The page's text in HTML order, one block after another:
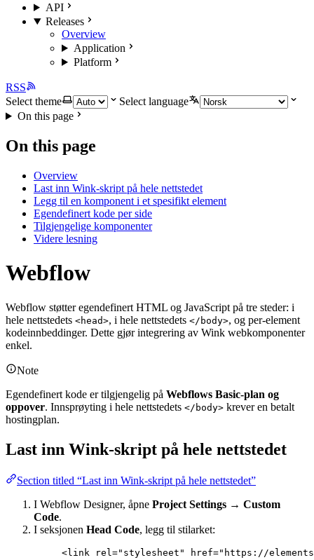
API
Releases
Overview
Application
Platform
RSS
Select theme
Select language
On this page
On this page
Overview
Last inn Wink-skript på hele nettstedet
Legg til en komponent i et spesifikt element
Egendefinert kode per side
Tilgjengelige komponenter
Videre lesning
Webflow
Webflow støtter egendefinert HTML og JavaScript på tre steder: i
hele nettstedets <head>, i hele nettstedets </body>, og per-element
kodeinnbeddinger. Dette gjør integrering av Wink webkomponenter
enkel.
Note
Egendefinert kode er tilgjengelig på Webflows Basic-plan og
oppover. Innsprøyting i hele nettstedets </body> krever en betalt
hostingplan.
Last inn Wink-skript på hele nettstedet
Section titled “Last inn Wink-skript på hele nettstedet”
I Webflow Designer, åpne Project Settings → Custom
Code.
I seksjonen Head Code, legg til stilarket:
<link rel =" stylesheet " href=" https://